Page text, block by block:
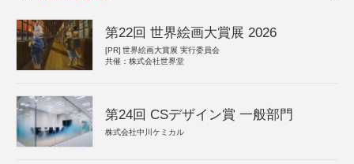
第22回 世界絵画大賞展 2026
[PR] 世界絵画大賞展 実行委員会
共催：株式会社世界堂
第24回 CSデザイン賞 一般部門
株式会社中川ケミカル